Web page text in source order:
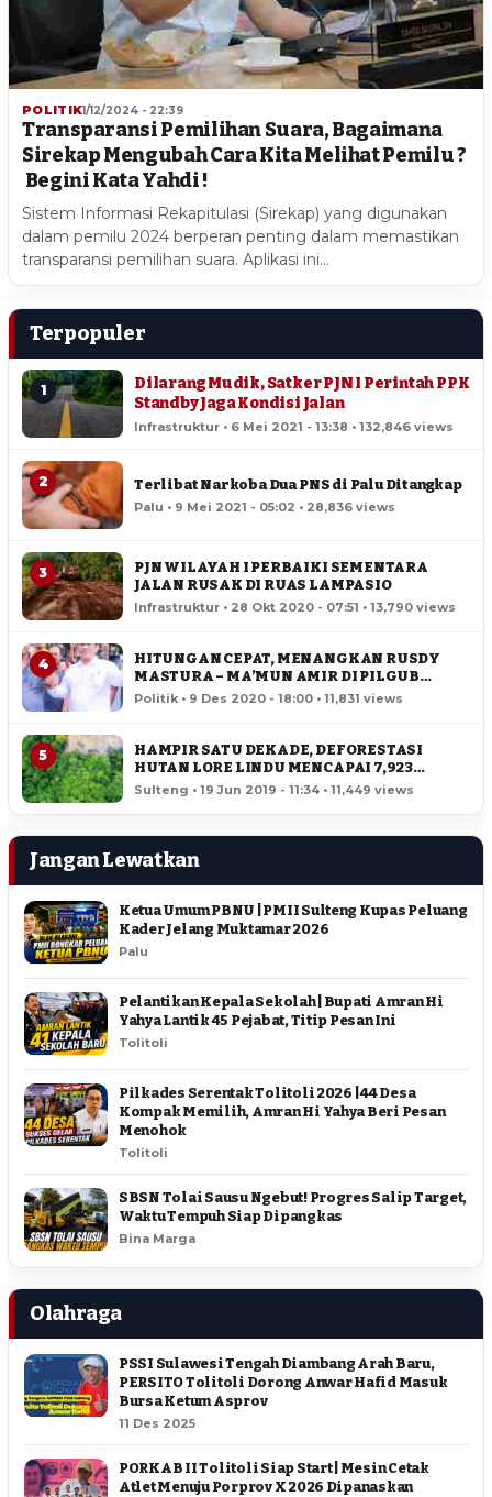
POLITIK1/12/2024 - 22:39
Transparansi Pemilihan Suara, Bagaimana
Sirekap Mengubah Cara Kita Melihat Pemilu ?
Begini Kata Yahdi !
Sistem Informasi Rekapitulasi (Sirekap) yang digunakan
dalam pemilu 2024 berperan penting dalam memastikan
transparansi pemilihan suara. Aplikasi ini…
Terpopuler
1
Dilarang Mudik, Satker PJN I Perintah PPK
Standby Jaga Kondisi Jalan
Infrastruktur • 6 Mei 2021 - 13:38 • 132,846 views
2 Terlibat Narkoba Dua PNS di Palu Ditangkap
Palu • 9 Mei 2021 - 05:02 • 28,836 views
3
PJN WILAYAH I PERBAIKI SEMENTARA
JALAN RUSAK DI RUAS LAMPASIO
Infrastruktur • 28 Okt 2020 - 07:51 • 13,790 views
4
HITUNGAN CEPAT, MENANGKAN RUSDY
MASTURA – MA’MUN AMIR DI PILGUB
SULTENG
Politik • 9 Des 2020 - 18:00 • 11,831 views
5
HAMPIR SATU DEKADE, DEFORESTASI
HUTAN LORE LINDU MENCAPAI 7,923
HEKTAR
Sulteng • 19 Jun 2019 - 11:34 • 11,449 views
Jangan Lewatkan
Ketua Umum PBNU | PMII Sulteng Kupas Peluang
Kader Jelang Muktamar 2026
Palu
Pelantikan Kepala Sekolah | Bupati Amran Hi
Yahya Lantik 45 Pejabat, Titip Pesan Ini
Tolitoli
Pilkades Serentak Tolitoli 2026 | 44 Desa
Kompak Memilih, Amran Hi Yahya Beri Pesan
Menohok
Tolitoli
SBSN Tolai Sausu Ngebut! Progres Salip Target,
Waktu Tempuh Siap Dipangkas
Bina Marga
Olahraga
PSSI Sulawesi Tengah Diambang Arah Baru,
PERSITO Tolitoli Dorong Anwar Hafid Masuk
Bursa Ketum Asprov
11 Des 2025
PORKAB II Tolitoli Siap Start | Mesin Cetak
Atlet Menuju Porprov X 2026 Dipanaskan